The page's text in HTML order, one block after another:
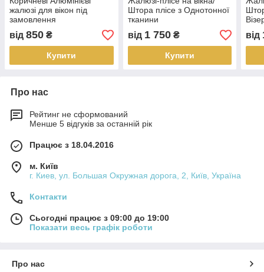
жалюзі для вікон під
замовлення
від 850 ₴
Купити
Штора плісе з Однотонної
тканини
від 1 750₴
Купити
від
Про нас
Рейтинг не сформований
Менше 5 відгуків за останній рік
Працює з 18.04.2016
м. Київ
г. Киев, ул. Большая Окружная дорога, 2, Київ, Україна
Контакти
Сьогодні працює з 09:00 до 19:00
Показати весь графік роботи
Про нас